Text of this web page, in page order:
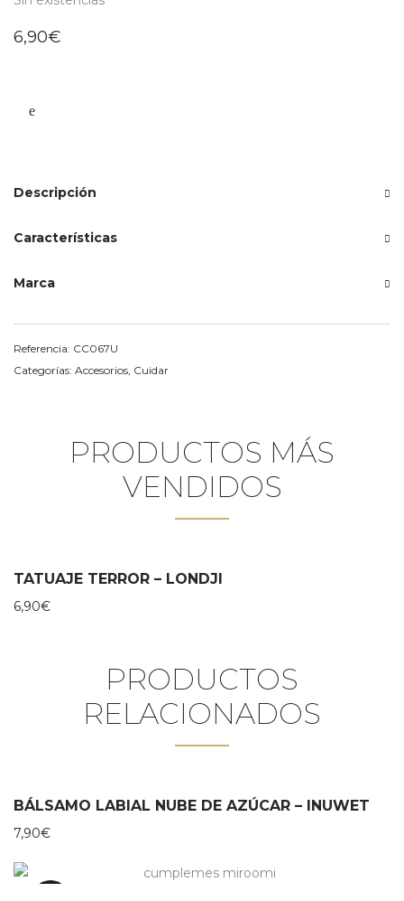
6,90€
Descripción
Características
Marca
Referencia: CC067U
Categorías: Accesorios Cuidar
PRODUCTOS MÁS
VENDIDOS
TATUAJE TERROR – LONDJI
6,90€
PRODUCTOS
RELACIONADOS
BÁLSAMO LABIAL NUBE DE AZÚCAR – INUWET
7,90€